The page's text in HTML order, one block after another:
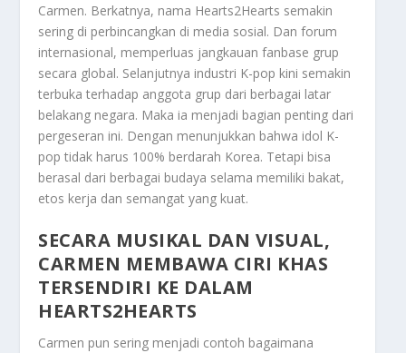
Carmen. Berkatnya, nama Hearts2Hearts semakin
sering di perbincangkan di media sosial. Dan forum
internasional, memperluas jangkauan fanbase grup
secara global. Selanjutnya industri K-pop kini semakin
terbuka terhadap anggota grup dari berbagai latar
belakang negara. Maka ia menjadi bagian penting dari
pergeseran ini. Dengan menunjukkan bahwa idol K-
pop tidak harus 100% berdarah Korea. Tetapi bisa
berasal dari berbagai budaya selama memiliki bakat,
etos kerja dan semangat yang kuat.
SECARA MUSIKAL DAN VISUAL,
CARMEN MEMBAWA CIRI KHAS
TERSENDIRI KE DALAM
HEARTS2HEARTS
Carmen pun sering menjadi contoh bagaimana